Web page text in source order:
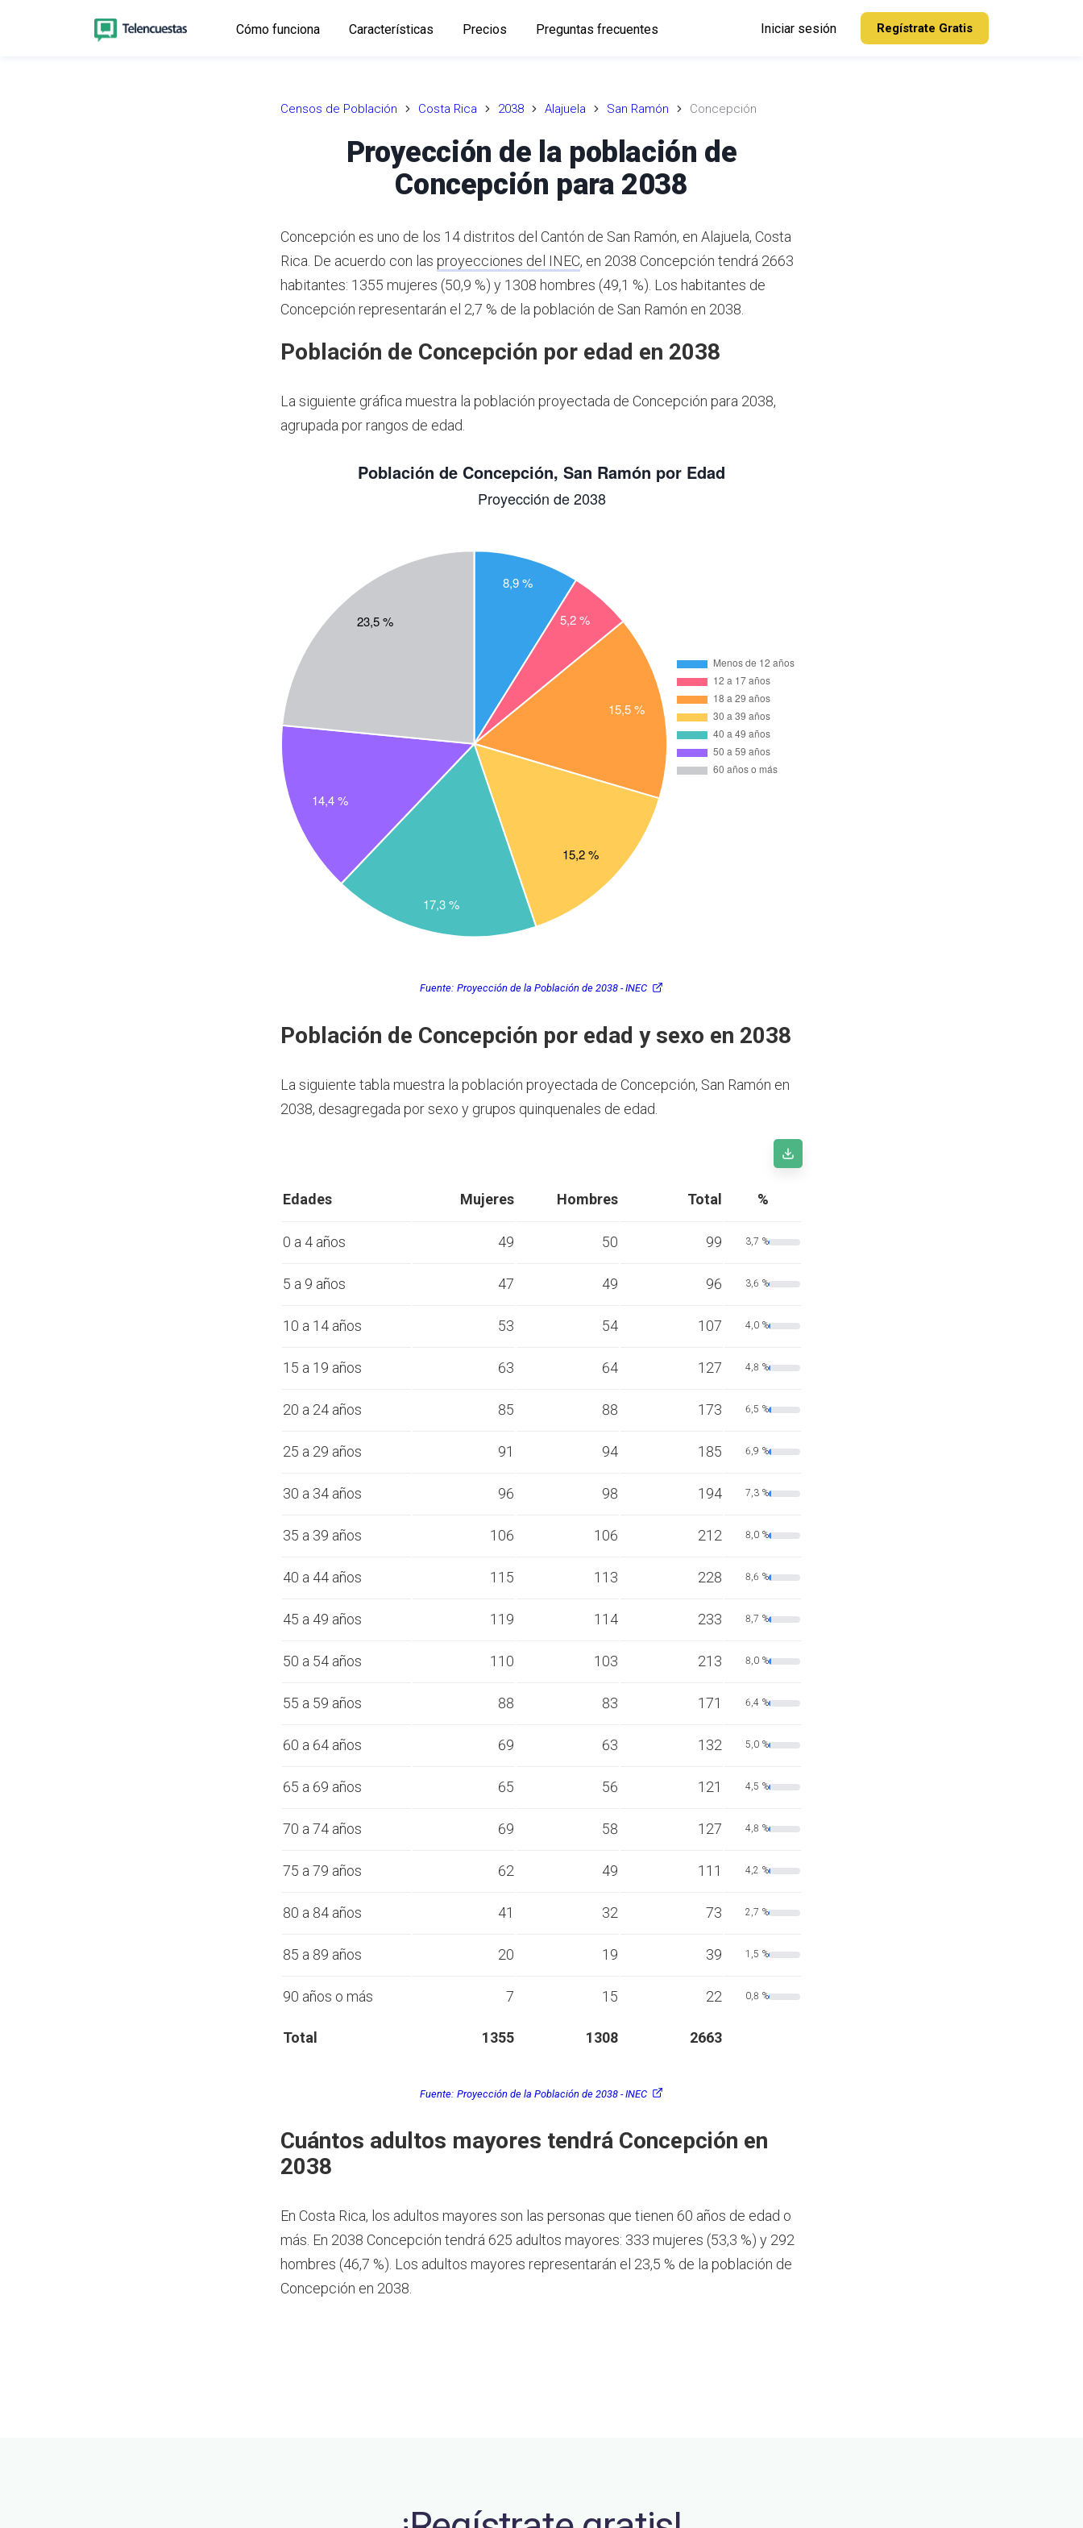
Cómo funciona Características Precios Preguntas frecuentes Iniciar sesión Regístrate Gratis
Censos de Población Costa Rica 2038 Alajuela San Ramón Concepción
Proyección de la población de
Concepción para 2038
Concepción es uno de los 14 distritos del Cantón de San Ramón, en Alajuela, Costa
Rica. De acuerdo con las proyecciones del INEC, en 2038 Concepción tendrá 2663
habitantes: 1355 mujeres (50,9 %) y 1308 hombres (49,1 %). Los habitantes de
Concepción representarán el 2,7 % de la población de San Ramón en 2038.
Población de Concepción por edad en 2038
La siguiente gráfica muestra la población proyectada de Concepción para 2038,
agrupada por rangos de edad.
Fuente: Proyección de la Población de 2038 - INEC
Población de Concepción por edad y sexo en 2038
La siguiente tabla muestra la población proyectada de Concepción, San Ramón en
2038, desagregada por sexo y grupos quinquenales de edad.
Edades Mujeres Hombres Total %
0 a 4 años 49 50 99 3,7 %
5 a 9 años 47 49 96 3,6 %
10 a 14 años 53 54 107 4,0 %
15 a 19 años 63 64 127 4,8 %
20 a 24 años 85 88 173 6,5 %
25 a 29 años 91 94 185 6,9 %
30 a 34 años 96 98 194 7,3 %
35 a 39 años 106 106 212 8,0 %
40 a 44 años 115 113 228 8,6 %
45 a 49 años 119 114 233 8,7 %
50 a 54 años 110 103 213 8,0 %
55 a 59 años 88 83 171 6,4 %
60 a 64 años 69 63 132 5,0 %
65 a 69 años 65 56 121 4,5 %
70 a 74 años 69 58 127 4,8 %
75 a 79 años 62 49 111 4,2 %
80 a 84 años 41 32 73 2,7 %
85 a 89 años 20 19 39 1,5 %
90 años o más 7 15 22 0,8 %
Total 1355 1308 2663
Fuente: Proyección de la Población de 2038 - INEC
Cuántos adultos mayores tendrá Concepción en
2038
En Costa Rica, los adultos mayores son las personas que tienen 60 años de edad o
más. En 2038 Concepción tendrá 625 adultos mayores: 333 mujeres (53,3 %) y 292
hombres (46,7 %). Los adultos mayores representarán el 23,5 % de la población de
Concepción en 2038.